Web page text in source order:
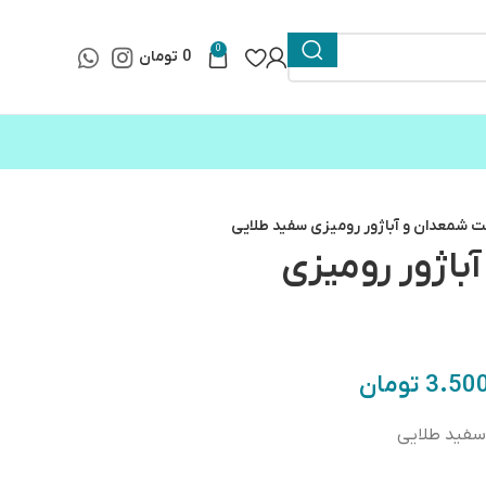
0
0 تومان
شمعدان و آباژور رومیزی سفید طلایی
رومیزی
تومان
طلایی